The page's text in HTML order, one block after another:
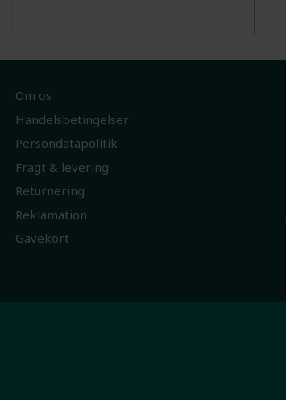
Om os
Handelsbetingelser
Persondatapolitik
Fragt & levering
Returnering
Reklamation
Gavekort